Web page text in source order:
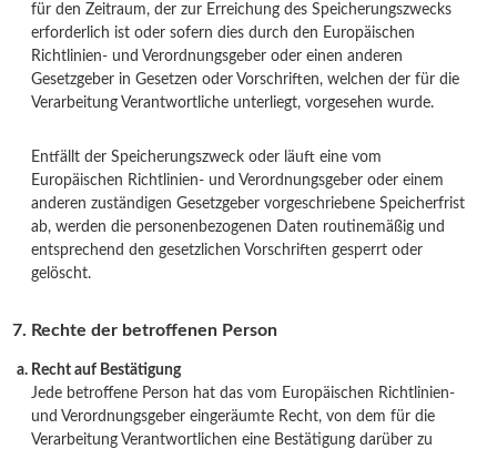
für den Zeitraum, der zur Erreichung des Speicherungszwecks
erforderlich ist oder sofern dies durch den Europäischen
Richtlinien- und Verordnungsgeber oder einen anderen
Gesetzgeber in Gesetzen oder Vorschriften, welchen der für die
Verarbeitung Verantwortliche unterliegt, vorgesehen wurde.
Entfällt der Speicherungszweck oder läuft eine vom
Europäischen Richtlinien- und Verordnungsgeber oder einem
anderen zuständigen Gesetzgeber vorgeschriebene Speicherfrist
ab, werden die personenbezogenen Daten routinemäßig und
entsprechend den gesetzlichen Vorschriften gesperrt oder
gelöscht.
Rechte der betroffenen Person
Recht auf Bestätigung
Jede betroffene Person hat das vom Europäischen Richtlinien-
und Verordnungsgeber eingeräumte Recht, von dem für die
Verarbeitung Verantwortlichen eine Bestätigung darüber zu